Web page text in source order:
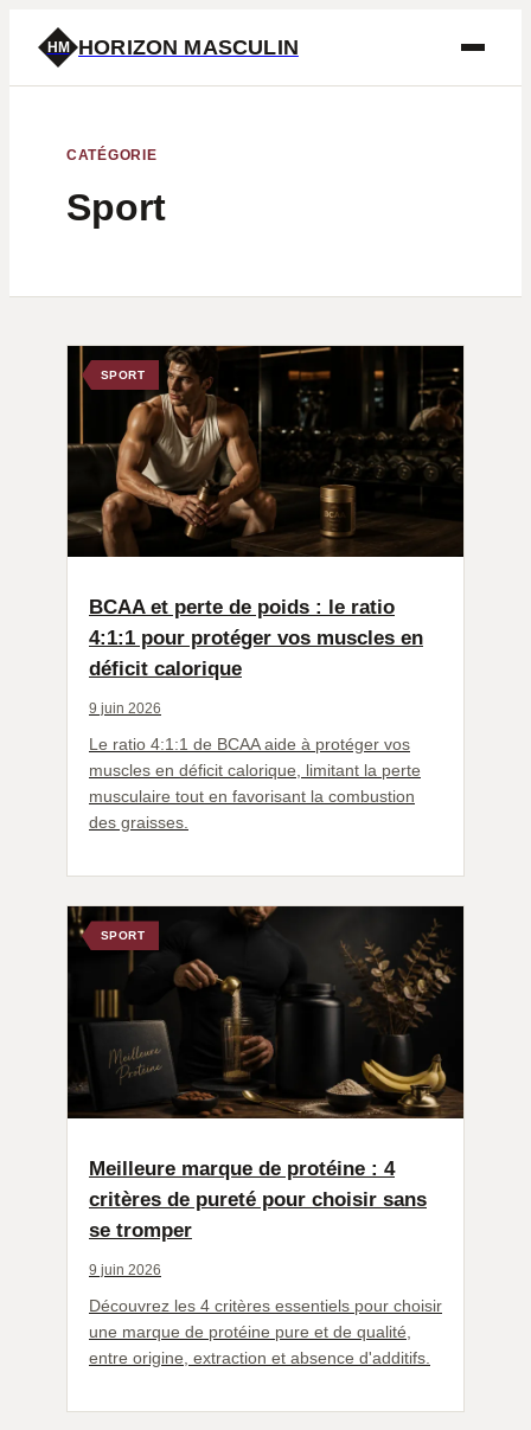
HM HORIZON MASCULIN
CATÉGORIE
Sport
SPORT
BCAA et perte de poids : le ratio
4:1:1 pour protéger vos muscles en
déficit calorique
9 juin 2026
Le ratio 4:1:1 de BCAA aide à protéger vos
muscles en déficit calorique, limitant la perte
musculaire tout en favorisant la combustion
des graisses.
SPORT
Meilleure marque de protéine : 4
critères de pureté pour choisir sans
se tromper
9 juin 2026
Découvrez les 4 critères essentiels pour choisir
une marque de protéine pure et de qualité,
entre origine, extraction et absence d'additifs.